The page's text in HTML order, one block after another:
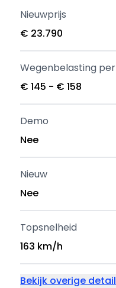
Nieuwprijs
€ 23.790
Wegenbelasting
€ 145 - € 158
Demo
Nee
Nieuw
Nee
Topsnelheid
163 km/h
Bekijk overige